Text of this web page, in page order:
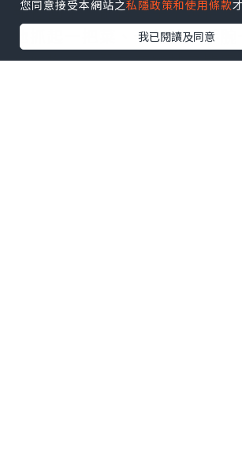
那裡回來。師傅幾乎不再抬頭
地抓起一把菜、一勺醬，手腕
火候均勻，菜色在幾秒之間
您同意接受本網站之私隱政策和使用條款
我已閱讀及同意